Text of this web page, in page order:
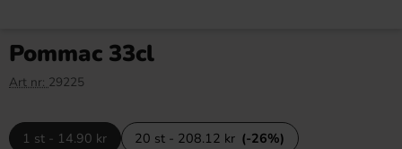
Pommac 33cl
Art nr: 29225
1 st - 14.90 kr 20 st - 208.12 kr (-26%)